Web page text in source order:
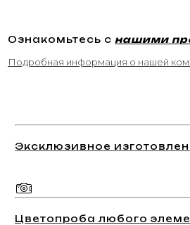
Ознакомьтесь с нашими
Подробная информация о нашей
Эксклюзивное
Цветопроба любого